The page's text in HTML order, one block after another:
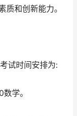
质和创新能力。
试时间安排为:
学。